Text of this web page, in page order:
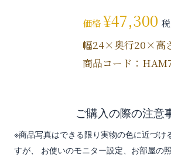
価格¥47,300
幅24×奥行20×高
商品コード：
ご購入の際の注意
※商品写真はできる限り実物の色に近づけ
すが、 お使いのモニター設定、お部屋の